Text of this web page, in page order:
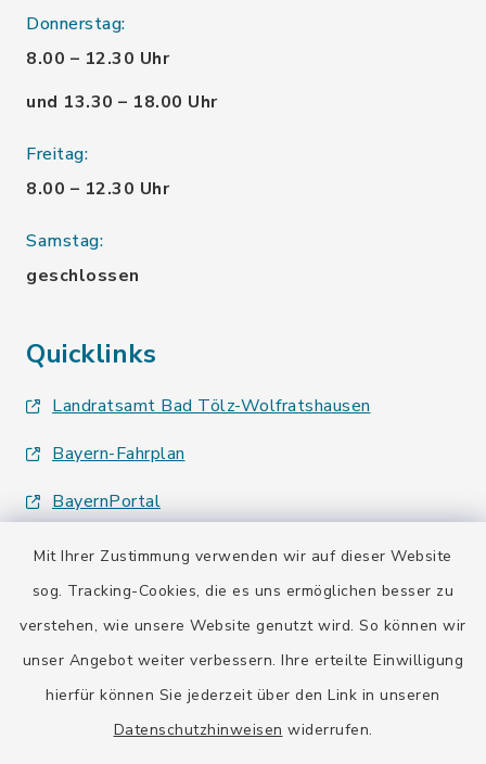
Mit Ihrer Zustimmung verwenden wir auf dieser Website
sog. Tracking-Cookies, die es uns ermöglichen besser zu
verstehen, wie unsere Website genutzt wird. So können wir
unser Angebot weiter verbessern. Ihre erteilte Einwilligung
hierfür können Sie jederzeit über den Link in unseren
Datenschutzhinweisen widerrufen.
Donnerstag:
8.00 – 12.30 Uhr
und 13.30 – 18.00 Uhr
Freitag:
8.00 – 12.30 Uhr
Samstag:
geschlossen
Quicklinks
Landratsamt Bad Tölz-Wolfratshausen
Bayern-Fahrplan
BayernPortal
Kontakt
Barrierefreiheit